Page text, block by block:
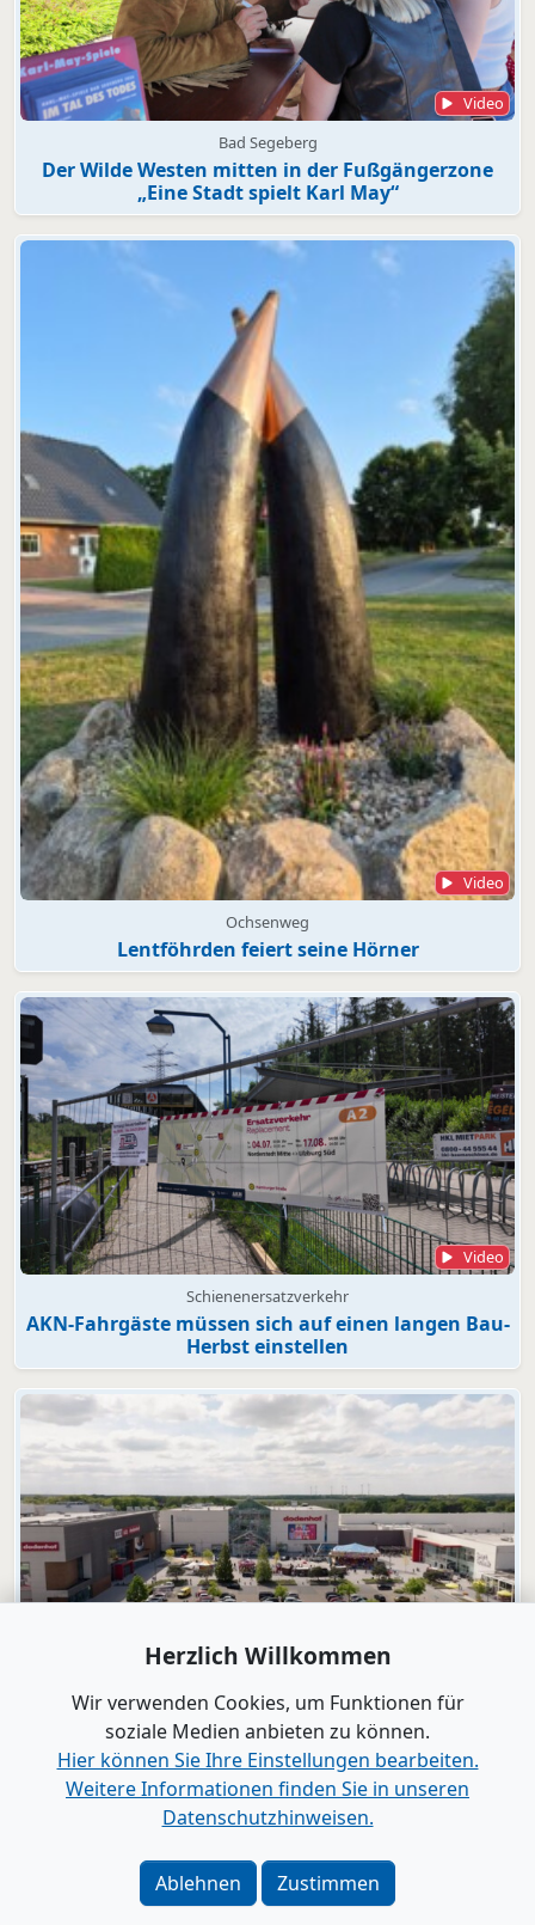
Video
Bad Segeberg
Der Wilde Westen mitten in der Fußgängerzone
„Eine Stadt spielt Karl May“
Video
Ochsenweg
Lentföhrden feiert seine Hörner
Video
Schienenersatzverkehr
AKN-Fahrgäste müssen sich auf einen langen Bau-
Herbst einstellen
dodenhof
dodenhof als Arbeitgeber in Kaltenkirchen
Alle Videos anzeigen
Verlag|Kontakt
|Datenschutz|Barrierefreiheit
Herzlich Willkommen
Wir verwenden Cookies, um Funktionen für
soziale Medien anbieten zu können.
Hier können Sie Ihre Einstellungen bearbeiten.
Weitere Informationen finden Sie in unseren
Datenschutzhinweisen.
Ablehnen Zustimmen